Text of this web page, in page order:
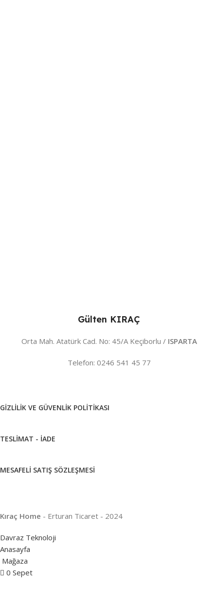
Gülten KIRAÇ
Orta Mah. Atatürk Cad. No: 45/A Keçiborlu / ISPARTA
Telefon: 0246 541 45 77
GIZLILIK VE GÜVENLIK POLITIKASI
TESLIMAT - İADE
MESAFELI SATIŞ SÖZLEŞMESI
Kıraç Home - Erturan Ticaret - 2024
Davraz Teknoloji
Anasayfa
Mağaza
0 Sepet